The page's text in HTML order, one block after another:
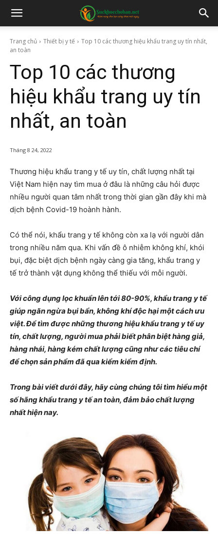
Trang chủ Thiết bị y tế
Top 10 các thương hiệu khẩu trang uy tín nhất,
an toàn
Top 10 các thương
hiệu khẩu trang uy tín
nhất, an toàn
Tháng 8 24, 2022
Thương hiệu khẩu trang y tế uy tín, chất lượng nhất tại
Việt Nam hiện nay tìm mua ở đâu là những câu hỏi được
nhiều người quan tâm nhất trong thời gian gần đây khi mà
dịch bệnh Covid-19 hoành hành.
Có thể nói, khẩu trang y tế không còn xa lạ với người dân
trong nhiều năm qua. Khi vấn đề ô nhiễm không khí, khói
bụi, đặc biệt dịch bệnh ngày càng gia tăng, khẩu trang y
tế trở thành vật dụng không thể thiếu với mỗi người.
Với công dụng lọc khuẩn lên tới 80-90%, khẩu trang y tế
giúp ngăn ngừa bụi bẩn, không khí độc hại một cách ưu
việt. Để tìm được những thương hiệu khẩu trang y tế uy
tín, chất lượng, người mua phải biết phân biệt hàng giả,
hàng nhái, hàng kém chất lượng cũng như các tiêu chí
để chọn sản phẩm đã qua kiểm kiểm định.
Trong bài viết dưới đây, hãy cùng chúng tôi tìm hiểu một
số hãng khẩu trang y tế an toàn, đảm bảo chất lượng
nhất hiện nay.